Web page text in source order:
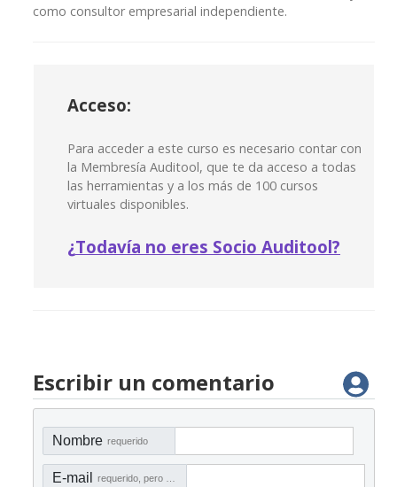
como consultor empresarial independiente.
Acceso:
Para acceder a este curso es necesario contar con
la Membresía Auditool, que te da acceso a todas
las herramientas y a los más de 100 cursos
virtuales disponibles.
¿Todavía no eres Socio Auditool?
Escribir un comentario
Nombre requerido
E-mail